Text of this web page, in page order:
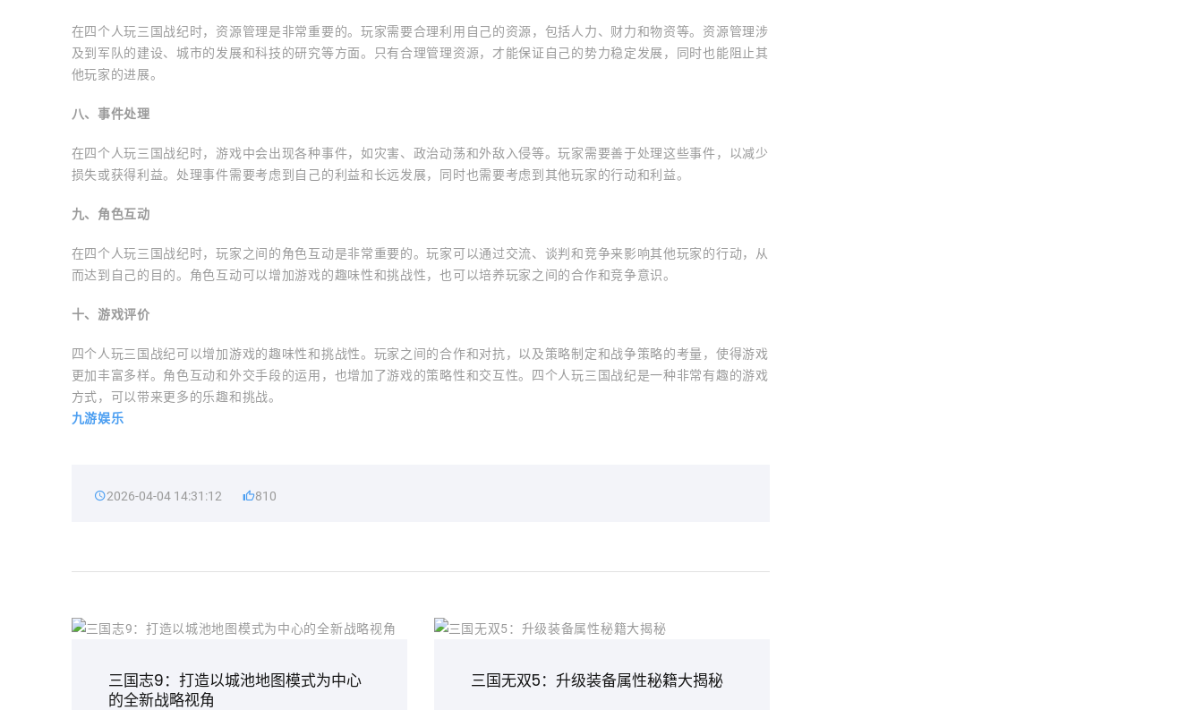
在四个人玩三国战纪时，资源管理是非常重要的。玩家需要合理利用自己的资源，包括人力、财力和物资等。资源管理涉
及到军队的建设、城市的发展和科技的研究等方面。只有合理管理资源，才能保证自己的势力稳定发展，同时也能阻止其
他玩家的进展。
八、事件处理
在四个人玩三国战纪时，游戏中会出现各种事件，如灾害、政治动荡和外敌入侵等。玩家需要善于处理这些事件，以减少
损失或获得利益。处理事件需要考虑到自己的利益和长远发展，同时也需要考虑到其他玩家的行动和利益。
九、角色互动
在四个人玩三国战纪时，玩家之间的角色互动是非常重要的。玩家可以通过交流、谈判和竞争来影响其他玩家的行动，从
而达到自己的目的。角色互动可以增加游戏的趣味性和挑战性，也可以培养玩家之间的合作和竞争意识。
十、游戏评价
四个人玩三国战纪可以增加游戏的趣味性和挑战性。玩家之间的合作和对抗，以及策略制定和战争策略的考量，使得游戏
更加丰富多样。角色互动和外交手段的运用，也增加了游戏的策略性和交互性。四个人玩三国战纪是一种非常有趣的游戏
方式，可以带来更多的乐趣和挑战。
九游娱乐
2026-04-04 14:31:12 810
三国志9：打造以城池地图模式为中心
的全新战略视角
三国无双5：升级装备属性秘籍大揭秘